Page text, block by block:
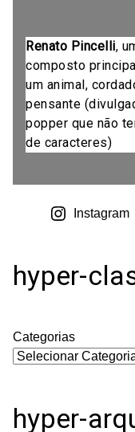
Renato Pincelli,
composto
um animal,
pensante
popper que não
de caracteres)
Instagram
hyper-
Categorias
hyper-